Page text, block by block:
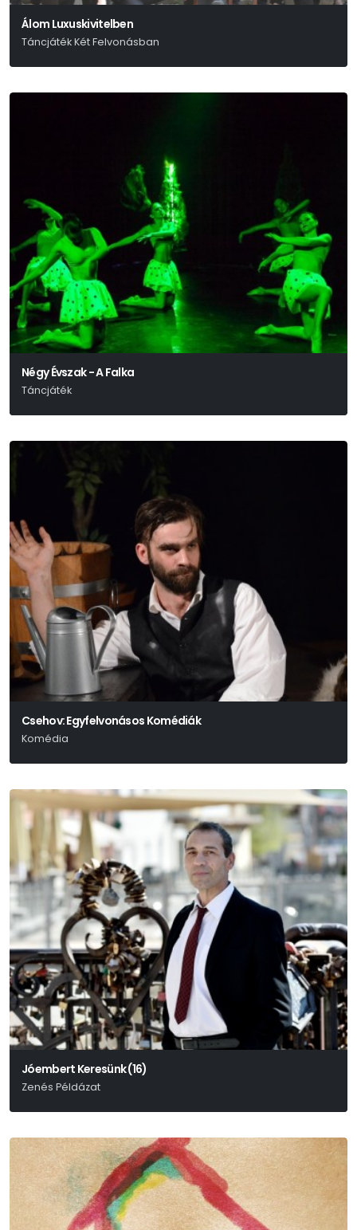
Álom Luxuskivitelben
Táncjáték Két Felvonásban
Négy Évszak - A Falka
Táncjáték
Csehov: Egyfelvonásos Komédiák
Komédia
Jóembert Keresünk (16)
Zenés Példázat